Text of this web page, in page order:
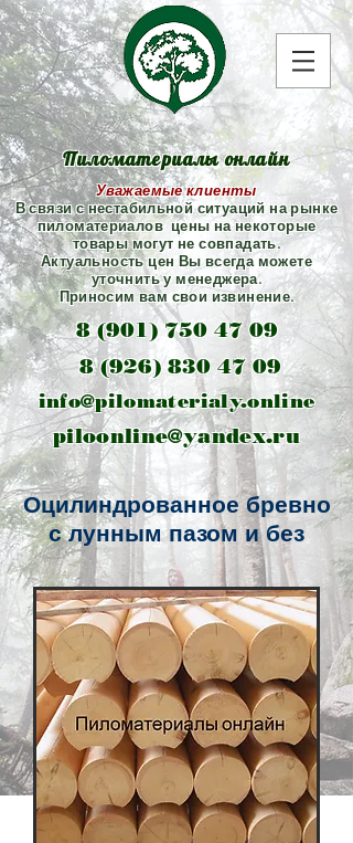
Пиломатериалы онлайн
Уважаемые клиенты
В связи с нестабильной ситуаций на рынке
пиломатериалов цены на некоторые
товары могут не совпадать.
Актуальность цен Вы всегда можете
уточнить у менеджера.
Приносим вам свои извинение.
8 (901) 750 47 09
8 (926) 830 47 09
info@pilomaterialy.online
piloonline@yandex.ru
Оцилиндрованное бревно
с лунным пазом и без